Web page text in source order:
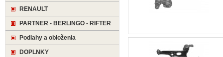
RENAULT
PARTNER - BERLINGO - RIFTER
Podlahy a obloženia
DOPLNKY